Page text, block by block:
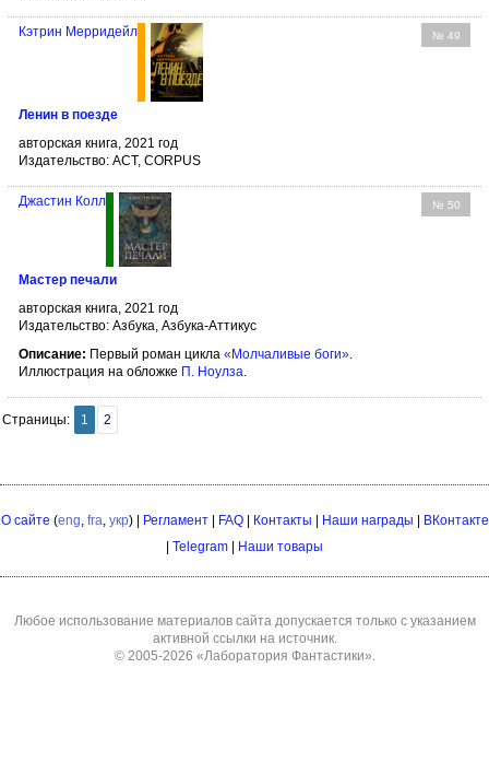
№ 49
Кэтрин Мерридейл
Ленин в поезде
авторская книга, 2021 год
Издательство: АСТ, CORPUS
№ 50
Джастин Колл
Мастер печали
авторская книга, 2021 год
Издательство: Азбука, Азбука-Аттикус
Описание: Первый роман цикла «Молчаливые боги».
Иллюстрация на обложке П. Ноулза.
Страницы: 1 2
О сайте (eng, fra, укр) | Регламент| FAQ| Контакты Наши награды
ВКонтакте
Telegram Наши товары
Любое использование материалов сайта допускается только с указанием
активной ссылки на источник.
© 2005-2026 «Лаборатория Фантастики».